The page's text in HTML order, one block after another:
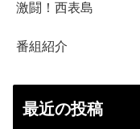
激闘！西表島
番組紹介
最近の投稿